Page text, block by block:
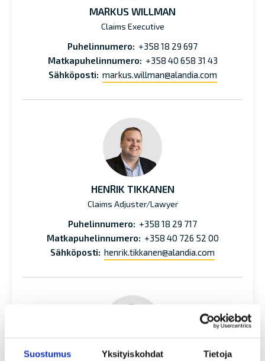
Suostumus Yksityiskohdat Tietoja
MARKUS WILLMAN
Claims Executive
Puhelinnumero: +358 18 29 697
Matkapuhelinnumero: +358 40 658 31 43
Sähköposti: markus.willman@alandia.com
HENRIK TIKKANEN
Claims Adjuster/Lawyer
Puhelinnumero: +358 18 29 717
Matkapuhelinnumero: +358 40 726 52 00
Sähköposti: henrik.tikkanen@alandia.com